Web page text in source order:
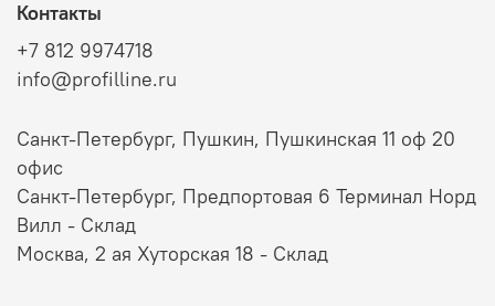
Контакты
+7 812 9974718
info@profilline.ru
Санкт-Петербург, Пушкин, Пушкинская 11 оф 20
офис
Санкт-Петербург, Предпортовая 6 Терминал Норд
Вилл - Склад
Москва, 2 ая Хуторская 18 - Склад